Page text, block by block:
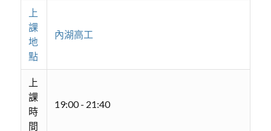
上
課
地
點
內湖高工
上
課
時
間
19:00 - 21:40